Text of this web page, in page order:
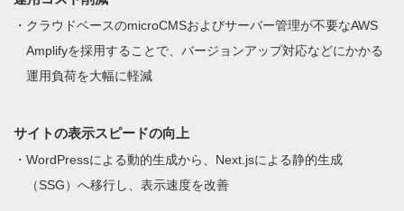
クラウドベースのmicroCMSおよびサーバー管理が不要なAWS
Amplifyを採用することで、バージョンアップ対応などにかかる
運用負荷を大幅に軽減
サイトの表示スピードの向上
WordPressによる動的生成から、Next.jsによる静的生成
（SSG）へ移行し、表示速度を改善